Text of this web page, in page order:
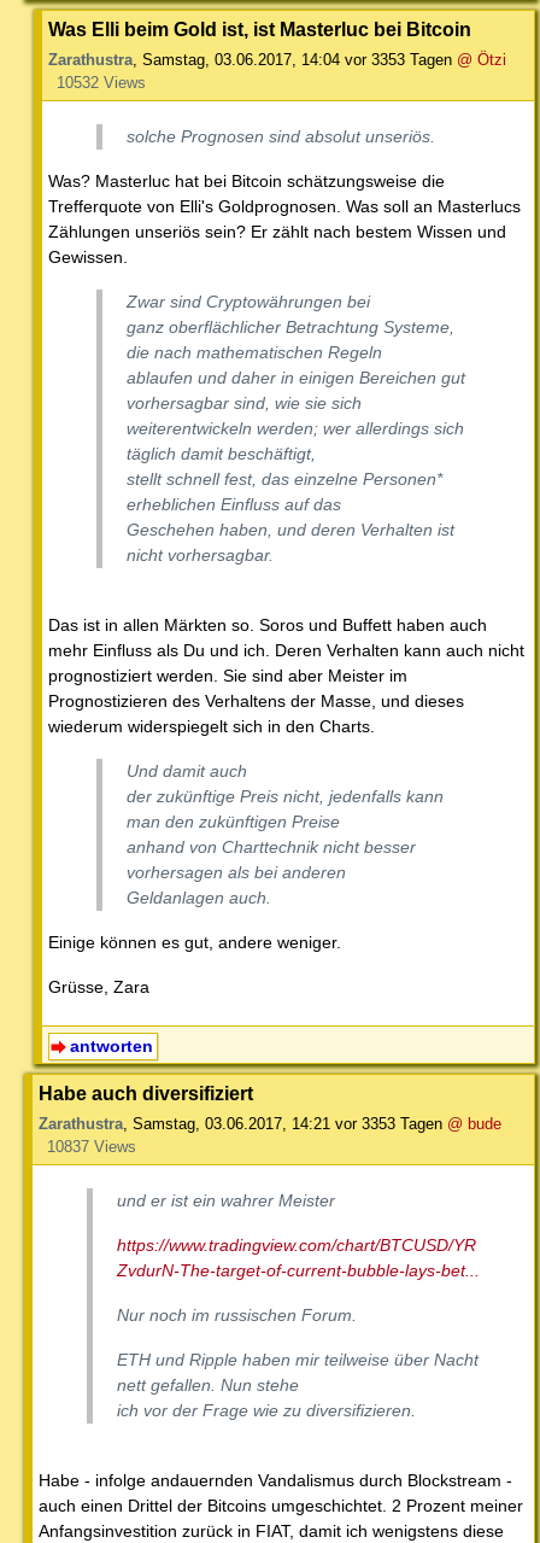
Was Elli beim Gold ist, ist Masterluc bei Bitcoin
Zarathustra Samstag, 03.06.2017, 14:04 vor 3353 Tagen @ Ötzi
10532 Views
solche Prognosen sind absolut unseriös.
Was? Masterluc hat bei Bitcoin schätzungsweise die
Trefferquote von Elli's Goldprognosen. Was soll an Masterlucs
Zählungen unseriös sein? Er zählt nach bestem Wissen und
Gewissen.
Zwar sind Cryptowährungen bei
ganz oberflächlicher Betrachtung Systeme,
die nach mathematischen Regeln
ablaufen und daher in einigen Bereichen gut
vorhersagbar sind, wie sie sich
weiterentwickeln werden; wer allerdings sich
täglich damit beschäftigt,
stellt schnell fest, das einzelne Personen*
erheblichen Einfluss auf das
Geschehen haben, und deren Verhalten ist
nicht vorhersagbar.
Das ist in allen Märkten so. Soros und Buffett haben auch
mehr Einfluss als Du und ich. Deren Verhalten kann auch nicht
prognostiziert werden. Sie sind aber Meister im
Prognostizieren des Verhaltens der Masse, und dieses
wiederum widerspiegelt sich in den Charts.
Und damit auch
der zukünftige Preis nicht, jedenfalls kann
man den zukünftigen Preise
anhand von Charttechnik nicht besser
vorhersagen als bei anderen
Geldanlagen auch.
Einige können es gut, andere weniger.
Grüsse, Zara
antworten
Habe auch diversifiziert
Zarathustra, Samstag, 03.06.2017, 14:21 vor 3353 Tagen @ bude
10837 Views
und er ist ein wahrer Meister
https://www.tradingview.com/chart/BTCUSD/YR
ZvdurN-The-target-of-current-bubble-lays-bet...
Nur noch im russischen Forum.
ETH und Ripple haben mir teilweise über Nacht
nett gefallen. Nun stehe
ich vor der Frage wie zu diversifizieren.
Habe - infolge andauernden Vandalismus durch Blockstream -
auch einen Drittel der Bitcoins umgeschichtet. 2 Prozent meiner
Anfangsinvestition zurück in FIAT, damit ich wenigstens diese